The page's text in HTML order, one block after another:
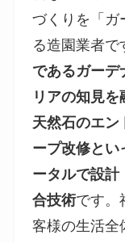
づくりを「ガ
る造園業者
であるガーデ
リアの知見を
天然石のエン
ープ改修とい
ータルで設計
合技術です。
客様の生活全